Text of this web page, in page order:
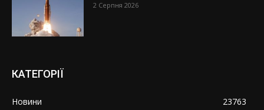
2 Серпня 2026
КАТЕГОРІЇ
Новини 23763